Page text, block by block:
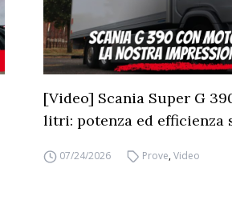
[Video] Scania Super G
litri: potenza ed efficienza
07/24/2026 Prove,Video